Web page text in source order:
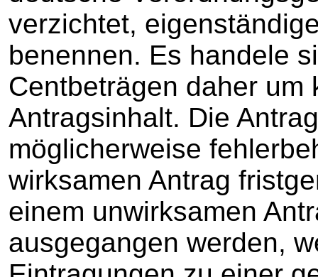
verzichtet,
benennen. Es handele
Centbeträgen daher um
Antragsinhalt. Die
möglicherweise
wirksamen Antrag
einem unwirksamen
ausgegangen werden,